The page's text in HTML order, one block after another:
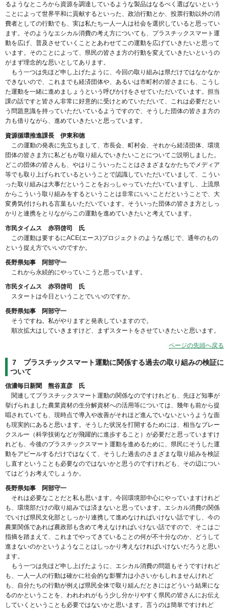
るようなところから資源を調達しているような製品はなるべく選ばないという
ことによって世界平和に貢献するといった、政治行動とか、投票行動以外の消
費者としての行動でも、実は私たち一人一人は社会を選択していると思ってい
ます。そのようなエシカル消費の考え方についても、プラスチックスマート運
動を広げ、普及させていくこととあわせてこの運動を広げていきたいと思って
います。そのことによって、県民の皆さま方の行動を変えていきたいというの
がまず理念的な思いとしてあります。
もう一つは先ほど申し上げたように、今回の取り組みは県だけではなかなか
できないので、これまでも経済団体や、あるいは市町村の皆さまにも、こうし
た運動を一緒に進めましょうという呼びかけをさせていただいています。担当
課の話ですと皆さん非常に好意的に受けとめていただいて、これは必要だとい
う問題意識を持っていただいているようですので、そうした団体の皆さま方の
力も借りながら、進めていきたいと思っています。
資源循環推進課長 伊東和徳
この運動の発表に先立ちまして、市長会、町村会、それから経済団体、環境
団体の皆さま方に私どもが取り組んでいきたいことについてご説明しました。
どこの団体の皆さんも、やはりこういったことはさまざまなかたちでメディア
等でも取り上げられているということで認識していただいていまして、こうい
った取り組みは大事だということをおっしゃっていただいていますし、上流県
からこういう取り組みをするということは非常にいいことだということで、大
変勇気付けられる言葉もいただいています。そういった団体の皆さま方としっ
かりと連携をとりながらこの運動を進めていきたいと考えています。
市民タイムス 赤羽啓司 氏
この運動は要するにACE(エース)プロジェクトのような感じで、通年のもの
という捉え方でいいのですか。
長野県知事 阿部守一
これから永続的にやっていこうと思っています。
市民タイムス 赤羽啓司 氏
スタートは今日ということでいいのですか。
長野県知事 阿部守一
そうですね。私がやりますと発表していますので。
順次拡大はしていきますけど、まずスタートをさせていきたいと思います。
ページの先頭へ戻る
7 プラスチックスマート運動に関係する過去の取り組みの検証に
ついて
信濃毎日新聞 熊谷直彦 氏
関連してプラスチックスマート運動の関係なのですけれども、先ほど知事が
挙げられました農業資材の生分解資材への活用等については、幾年も前から提
唱されていても、現時点で導入や改善がそれほど進んでいないというような面
も現実的にあると思います。そうした状況を打開するためには、相当なブレー
クスルー（科学技術などが飛躍的に進歩すること）が必要だと思っていますけ
れども、今後のプラスチックスマート運動を進めるために、県民にそうした運
動をアピールするだけではなくて、そうした過去のさまざまな取り組みを検証
し直すということも必要なのではないかと思うのですけれども、その辺につい
てはどうお考えでしょうか。
長野県知事 阿部守一
それは必要なことだと私も思います。今回環境部中心にやっていますけれど
も、環境部だけの取り組みでは済まないと思っています。エシカル消費の関係
でいけば県民文化部としっかり連携して進めなければいけない話ですし、今の
農業関係であれば農政部も含めて考えなければいけない話ですので、そこはご
指摘を踏まえて、これまでやってきていることの何が不十分なのか、どうして
進まないのかというようなことはしっかり考えなければいけないだろうと思い
ます。
もう一つは先ほど申し上げたように、エシカル消費の問題もそうですけれど
も、一人一人の行動は確かに社会的な影響力は小さいかもしれませんけれど
も、自分たちの行動が例えば県民全体で取り組んだときにはどういう結果にな
るのかということを、われわれがもう少し分かりやすく県民の皆さんにお伝え
していくということも必要ではないかと思います。言うのは簡単ですけれど